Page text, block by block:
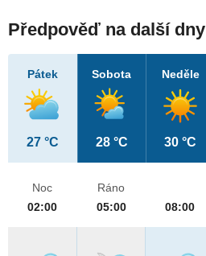
Předpověď na další dny
Pátek
27 °C
Sobota
28 °C
Neděle
30 °C
Noc
02:00
Ráno
05:00
08:00